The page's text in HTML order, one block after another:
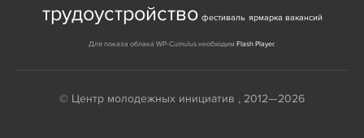
трудоустройство фестиваль ярмарка вакансий
Для показа облака WP-Cumulus необходим Flash Player.
© Центр молодежных инициатив , 2012—2026